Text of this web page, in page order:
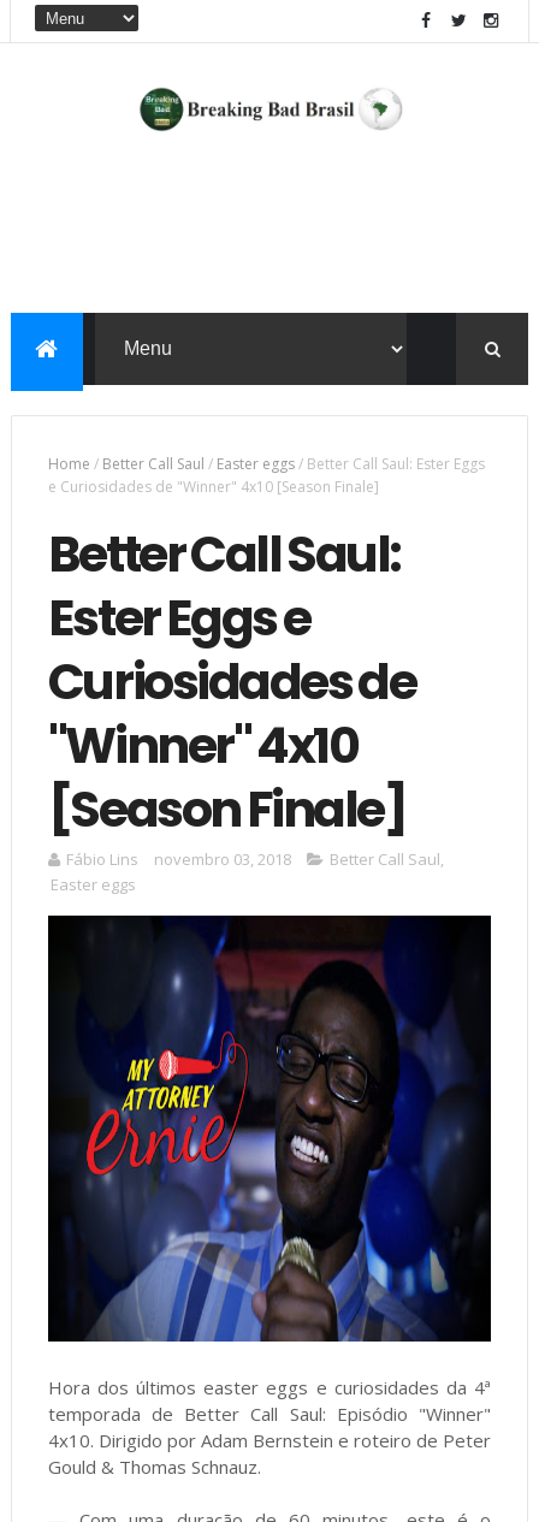
Home / Better Call Saul / Easter eggs/ Better Call Saul: Ester Eggs
e Curiosidades de "Winner" 4x10 [Season Finale]
Better Call Saul:
Ester Eggs e
Curiosidades de
"Winner" 4x10
[Season Finale]
Fábio Lins novembro 03, 2018 Better Call Saul,
Easter eggs
Hora dos últimos easter eggs e curiosidades da 4ª
temporada de Better Call Saul: Episódio "Winner"
4x10. Dirigido por Adam Bernstein e roteiro de Peter
Gould & Thomas Schnauz.